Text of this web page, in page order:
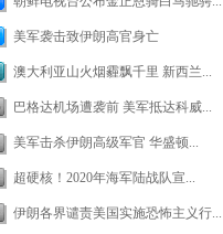
美军袭击致伊朗高官身亡
澳大利亚山火烟霾飘千里 新西兰...
巴格达机场遭袭前 美军抵达科威...
美军击杀伊朗高级军官 华盛顿...
超硬核！2020年海军陆战队宣...
伊朗各界谴责美国实施恐怖主义行...